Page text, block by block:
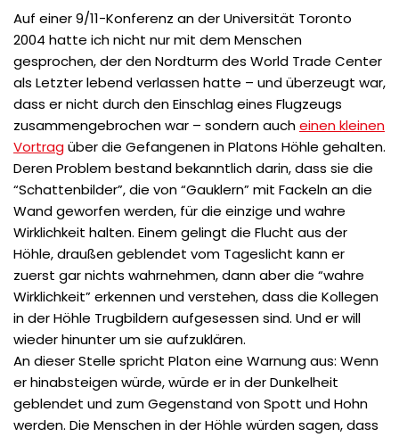
Auf einer 9/11-Konferenz an der Universität Toronto
2004 hatte ich nicht nur mit dem Menschen
gesprochen, der den Nordturm des World Trade Center
als Letzter lebend verlassen hatte – und überzeugt war,
dass er nicht durch den Einschlag eines Flugzeugs
zusammengebrochen war – sondern aucheinen kleinen
Vortragüber die Gefangenen in Platons Höhle gehalten.
Deren Problem bestand bekanntlich darin, dass sie die
“Schattenbilder”, die von “Gauklern” mit Fackeln an die
Wand geworfen werden, für die einzige und wahre
Wirklichkeit halten. Einem gelingt die Flucht aus der
Höhle, draußen geblendet vom Tageslicht kann er
zuerst gar nichts wahrnehmen, dann aber die “wahre
Wirklichkeit” erkennen und verstehen, dass die Kollegen
in der Höhle Trugbildern aufgesessen sind. Und er will
wieder hinunter um sie aufzuklären.
An dieser Stelle spricht Platon eine Warnung aus: Wenn
er hinabsteigen würde, würde er in der Dunkelheit
geblendet und zum Gegenstand von Spott und Hohn
werden. Die Menschen in der Höhle würden sagen, dass